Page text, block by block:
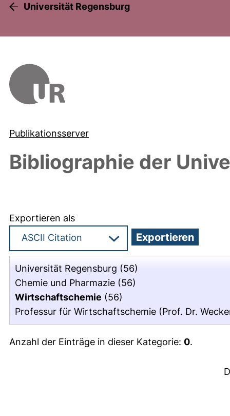
Universität Regensburg
Publikationsserver
Bibliographie der
Exportieren als
Universität Regensburg (56)
Chemie und Pharmazie (56)
Wirtschaftschemie (56)
Professur für Wirtschaftschemie (Prof. Dr.
Anzahl der Einträge in dieser Kategorie: 0.